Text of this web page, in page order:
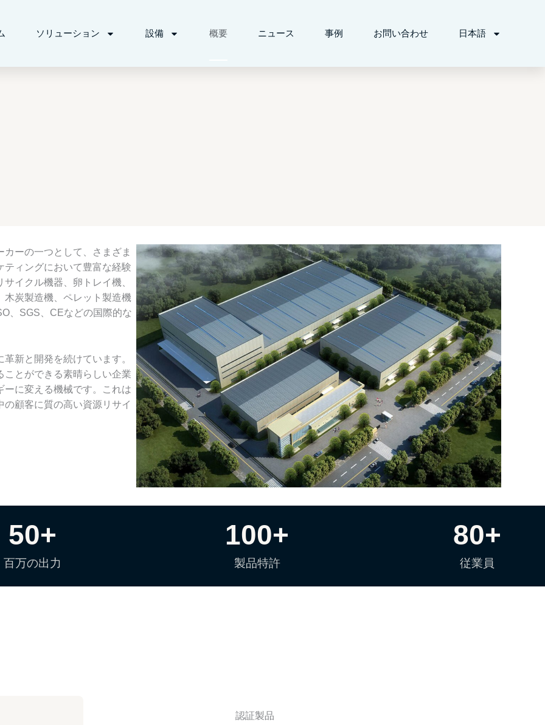
ソリューション 設備 概要 ニュース 事例 お問い合わせ 日本語
ーの一つとして、さまざま
ティングにおいて豊富な経験
イクル機器、卵トレイ機、
木炭製造機、ペレット製造機
、SGS、CEなどの国際的な
新と開発を続けています。
ことができる素晴らしい企業
ーに変える機械です。これは
顧客に質の高い資源リサイ
百万の出力
50+
製品特許
100+
従業員
80+
認証製品